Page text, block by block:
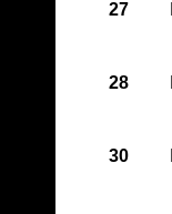
27
28
30